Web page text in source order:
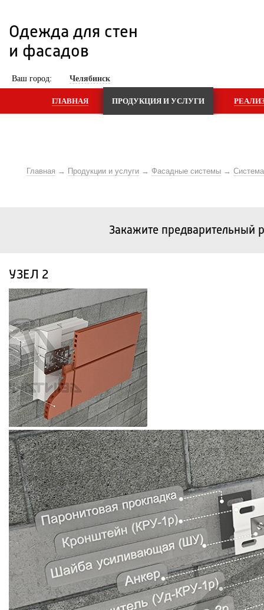
Одежда для стен
и фасадов
Ваш город: Челябинск
ГЛАВНАЯ ПРОДУКЦИЯ И УСЛУГИ
Главная Продукции и услуги Фасадные системы
Закажите предварительный
УЗЕЛ 2